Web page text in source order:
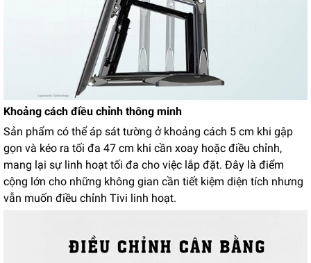
Khoảng cách điều chỉnh thông minh
Sản phẩm có thể áp sát tường ở khoảng cách 5 cm khi gập
gọn và kéo ra tối đa 47 cm khi cần xoay hoặc điều chỉnh,
mang lại sự linh hoạt tối đa cho việc lắp đặt. Đây là điểm
cộng lớn cho những không gian cần tiết kiệm diện tích nhưng
vẫn muốn điều chỉnh Tivi linh hoạt.